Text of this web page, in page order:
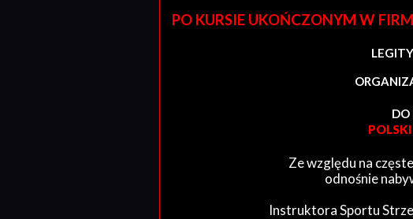
PO KURSIE UKOŃCZONYM W
DO
Ze względu na
odnośnie
Instruktora Sportu